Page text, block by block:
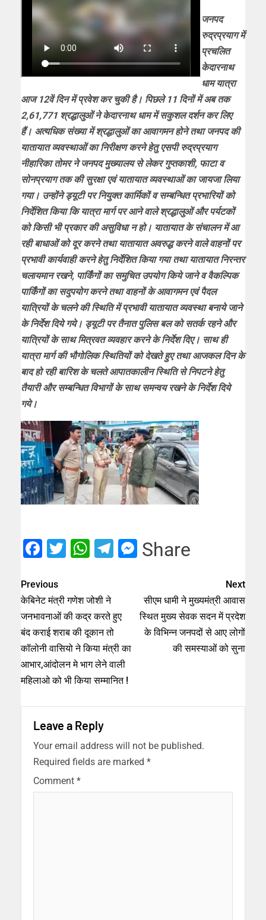
जनपद
रुद्रप्रयाग में
प्रचलित
केदारनाथ
धाम यात्रा
आज 12वें दिन में प्रवेश कर चुकी है। पिछले 11 दिनों में अब तक
2,61,771 श्रद्धालुओं ने केदारनाथ धाम में सकुशल दर्शन कर लिए
हैं। अत्यधिक संख्या में श्रद्धालुओं का आवागमन होने तथा जनपद की
यातायात व्यवस्थाओं का निरीक्षण करने हेतु एसपी रुद्रप्रयाग
नीहारिका तोमर ने जनपद मुख्यालय से लेकर गुप्तकाशी, फाटा व
सोनप्रयाग तक की सुरक्षा एवं यातायात व्यवस्थाओं का जायजा लिया
गया। उन्होंने ड्यूटी पर नियुक्त कार्मिकों व सम्बन्धित प्रभारियों को
निर्देशित किया कि यात्रा मार्ग पर आने वाले श्रद्धालुओं और पर्यटकों
को किसी भी प्रकार की असुविधा न हो। यातायात के संचालन में आ
रही बाधाओं को दूर करने तथा यातायात अवरुद्ध करने वाले वाहनों पर
प्रभावी कार्यवाही करने हेतु निर्देशित किया गया तथा यातायात निरन्तर
चलायमान रखने, पार्किंगों का समुचित उपयोग किये जाने व वैकल्पिक
पार्किंगों का सदुपयोग करने तथा वाहनों के आवागमन एवं पैदल
यात्रियों के चलने की स्थिति में प्रभावी यातायात व्यवस्था बनाये जाने
के निर्देश दिये गये। ड्यूटी पर तैनात पुलिस बल को सतर्क रहने और
यात्रियों के साथ मित्रवत व्यवहार करने के निर्देश दिए। साथ ही
यात्रा मार्ग की भौगोलिक स्थितियों को देखते हुए तथा आजकल दिन के
बाद हो रही बारिश के चलते आपातकालीन स्थिति से निपटने हेतु
तैयारी और सम्बन्धित विभागों के साथ समन्वय रखने के निर्देश दिये
गये।
Facebook
Twitter
WhatsApp
Telegram
Messenger
Share
Previous
केबिनेट मंत्री गणेश जोशी ने
जनभावनाओं की कद्र करते हुए
बंद कराई शराब की दूकान तो
कॉलोनी वासियो ने किया मंत्री का
आभार,आंदोलन मे भाग लेने वाली
महिलाओ को भी किया सम्मानित !
Next
सीएम धामी ने मुख्यमंत्री आवास
स्थित मुख्य सेवक सदन में प्रदेश
के विभिन्न जनपदों से आए लोगों
की समस्याओं को सुना
Leave a Reply
Your email address will not be published.
Required fields are marked *
Comment *